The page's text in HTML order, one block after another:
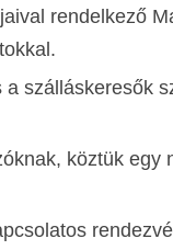
rendelkező
szálláskeresők
köztük egy